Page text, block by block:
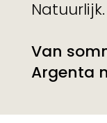
Natuurlijk.
Van
Argenta